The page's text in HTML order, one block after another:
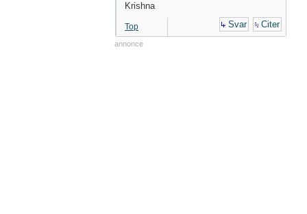
Krishna
Top Svar Citer
annonce